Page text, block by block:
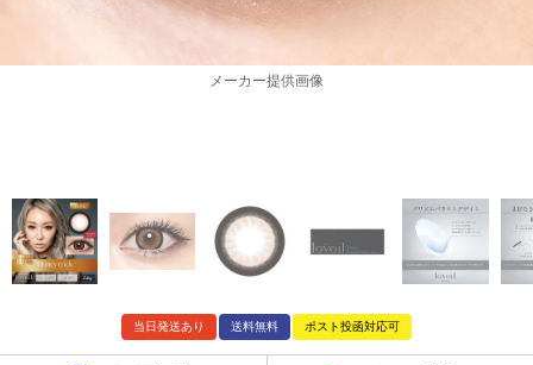
当日発送あり 送料無料 ポスト投函対応可